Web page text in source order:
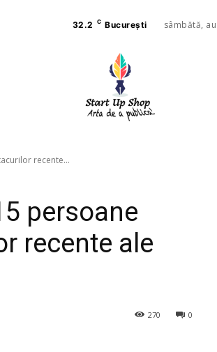
32.2 C București sâmbătă,
recente...
persoane
recente ale
0
270